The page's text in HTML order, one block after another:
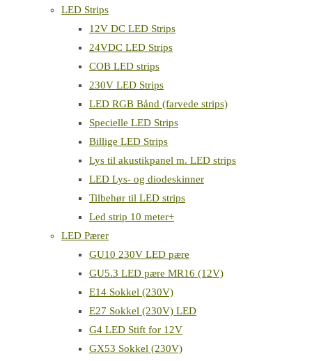
LED Strips
12V DC LED Strips
24VDC LED Strips
COB LED strips
230V LED Strips
LED RGB Bånd (farvede strips)
Specielle LED Strips
Billige LED Strips
Lys til akustikpanel m. LED strips
LED Lys- og diodeskinner
Tilbehør til LED strips
Led strip 10 meter+
LED Pærer
GU10 230V LED pære
GU5.3 LED pære MR16 (12V)
E14 Sokkel (230V)
E27 Sokkel (230V) LED
G4 LED Stift for 12V
GX53 Sokkel (230V)